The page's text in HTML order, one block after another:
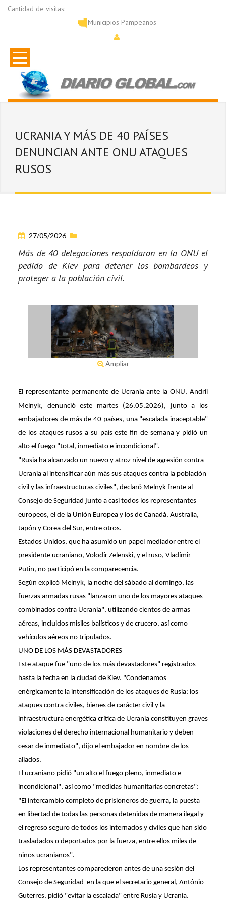
Cantidad de visitas:
Municipios Pampeanos
UCRANIA Y MÁS DE 40 PAÍSES
DENUNCIAN ANTE ONU ATAQUES
RUSOS
27/05/2026
Más de 40 delegaciones respaldaron en la ONU el
pedido de Kiev para detener los bombardeos y
proteger a la población civil.
Ampliar
El representante permanente de Ucrania ante la ONU, Andrii
Melnyk, denunció este martes (26.05.2026), junto a los
embajadores de más de 40 países, una "escalada inaceptable"
de los ataques rusos a su país este fin de semana y pidió un
alto el fuego "total, inmediato e incondicional".
"Rusia ha alcanzado un nuevo y atroz nivel de agresión contra
Ucrania al intensificar aún más sus ataques contra la población
civil y las infraestructuras civiles", declaró Melnyk frente al
Consejo de Seguridad junto a casi todos los representantes
europeos, el de la Unión Europea y los de Canadá, Australia,
Japón y Corea del Sur, entre otros.
Estados Unidos, que ha asumido un papel mediador entre el
presidente ucraniano, Volodír Zelenski, y el ruso, Vladímir
Putin, no participó en la comparecencia.
Según explicó Melnyk, la noche del sábado al domingo, las
fuerzas armadas rusas "lanzaron uno de los mayores ataques
combinados contra Ucrania", utilizando cientos de armas
aéreas, incluidos misiles balísticos y de crucero, así como
vehículos aéreos no tripulados.
UNO DE LOS MÁS DEVASTADORES
Este ataque fue "uno de los más devastadores" registrados
hasta la fecha en la ciudad de Kiev. "Condenamos
enérgicamente la intensificación de los ataques de Rusia: los
ataques contra civiles, bienes de carácter civil y la
infraestructura energética crítica de Ucrania constituyen graves
violaciones del derecho internacional humanitario y deben
cesar de inmediato", dijo el embajador en nombre de los
aliados.
El ucraniano pidió "un alto el fuego pleno, inmediato e
incondicional", así como "medidas humanitarias concretas":
"El intercambio completo de prisioneros de guerra, la puesta
en libertad de todas las personas detenidas de manera ilegal y
el regreso seguro de todos los internados y civiles que han sido
trasladados o deportados por la fuerza, entre ellos miles de
niños ucranianos".
Los representantes comparecieron antes de una sesión del
Consejo de Seguridad en la que el secretario general, António
Guterres, pidió "evitar la escalada" entre Rusia y Ucrania.